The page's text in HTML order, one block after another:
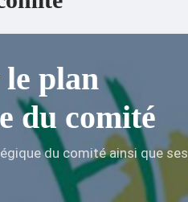
plan
du comité
du comité ainsi que ses